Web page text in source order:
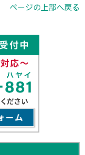
ページの上部へ戻る